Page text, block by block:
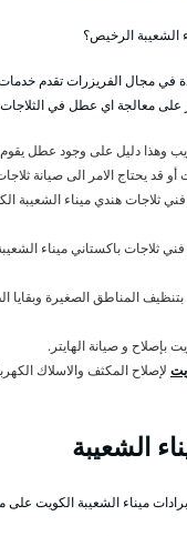
الشعيبة الرخيص؟
في مجال الفريزرات تقدم
على معالجة اي عطل في
وهذا دليل على وجود عطل
أو قد يحتاج الامر الى صيانة
فني ثلاجات هندي ميناء الشعيبة
ثلاجات باكستاني ميناء
المناطق الصغيرة وبقايا
بإصلاح و صيانة الهايتر.
لإصلاح المكثف والاسلاك
الشعيبة
ميناء الشعيبة الكويت على